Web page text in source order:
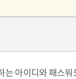
는 아이디와 패스워